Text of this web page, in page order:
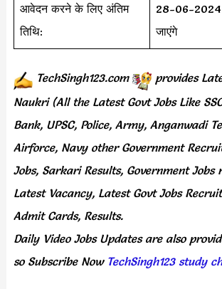
आवेदन करने के लिए अंतिम
तिथि:
28-06-2024
जाएंगे
TechSingh123.com provides
Naukri (All the Latest Govt Jobs Like
Bank, UPSC, Police, Army, Anganwadi
Airforce, Navy other Government
Jobs, Sarkari Results, Government Jobs
Latest Vacancy, Latest Govt Jobs
Admit Cards, Results.
Daily Video Jobs Updates are also
so Subscribe Now TechSingh123 study